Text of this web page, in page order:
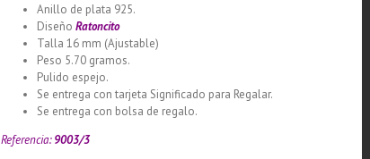
Anillo de plata 925.
DiseñoRatoncito
Talla 16 mm (Ajustable)
Peso 5.70 gramos.
Pulido espejo.
Se entrega con tarjeta Significado para Regalar.
Se entrega con bolsa de regalo.
Referencia:9003/3